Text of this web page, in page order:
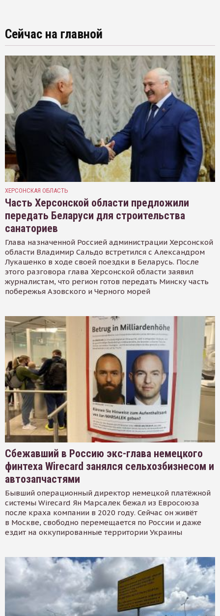
Сейчас на главной
ХЕРСОНСКАЯ ОБЛАСТЬ
Часть Херсонской области предложили
передать Беларуси для строительства
санаториев
Глава назначенной Россией администрации Херсонской
области Владимир Сальдо встретился с Александром
Лукашенко в ходе своей поездки в Беларусь. После
этого разговора глава Херсонской области заявил
журналистам, что регион готов передать Минску часть
побережья Азовского и Черного морей
Сбежавший в Россию экс-глава немецкого
финтеха Wirecard занялся сельхозбизнесом и
автозапчастями
Бывший операционный директор немецкой платёжной
системы Wirecard Ян Марсалек бежал из Евросоюза
после краха компании в 2020 году. Сейчас он живёт
в Москве, свободно перемещается по России и даже
ездит на оккупированные территории Украины